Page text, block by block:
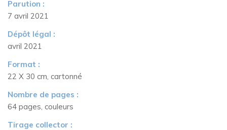
Parution :
7 avril 2021
Dépôt légal :
avril 2021
Format :
22 X 30 cm, cartonné
Nombre de pages :
64 pages, couleurs
Tirage collector :